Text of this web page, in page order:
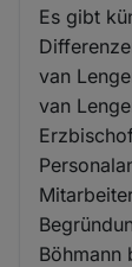
Es gibt
van
van
Böhmann